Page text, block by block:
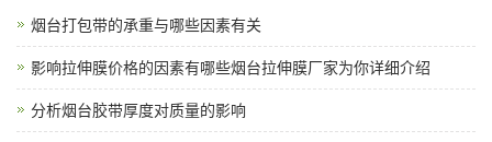
烟台打包带的承重与哪些因素有关
影响拉伸膜价格的因素有哪些烟台拉伸膜厂家为你详细介绍
分析烟台胶带厚度对质量的影响